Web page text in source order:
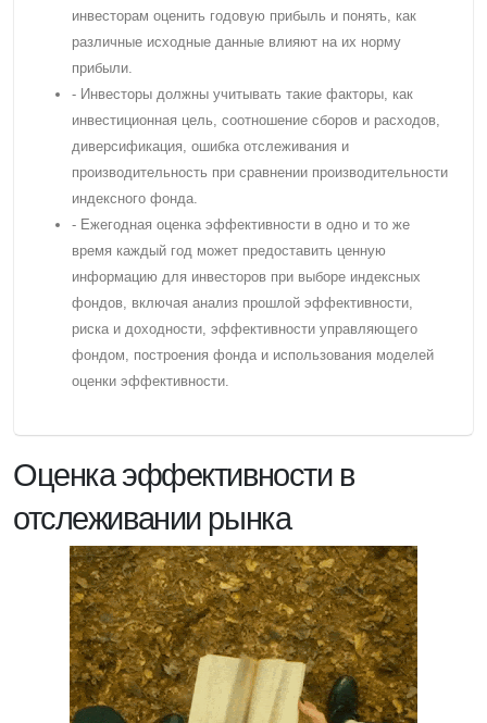
инвесторам оценить годовую прибыль и понять, как
различные исходные данные влияют на их норму
прибыли.
- Инвесторы должны учитывать такие факторы, как
инвестиционная цель, соотношение сборов и расходов,
диверсификация, ошибка отслеживания и
производительность при сравнении производительности
индексного фонда.
- Eжегодная оценка эффективности в одно и то же
время каждый год может предоставить ценную
информацию для инвесторов при выборе индексных
фондов, включая анализ прошлой эффективности,
риска и доходности, эффективности управляющего
фондом, построения фонда и использования моделей
оценки эффективности.
Оценка эффективности в
отслеживании рынка